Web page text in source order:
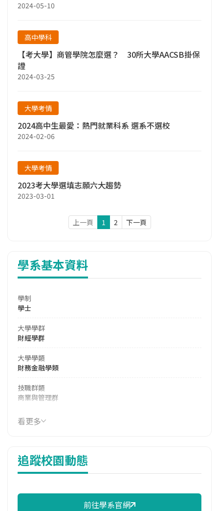
2024-05-10
高中學科
【考大學】商管學院怎麼選？ 30所大學AACSB掛保
證
2024-03-25
大學考情
2024高中生最愛：熱門就業科系 選系不選校
2024-02-06
大學考情
2023考大學選填志願六大趨勢
2023-03-01
上一頁 1 2 下一頁
學系基本資料
學制
學士
大學學群
財經學群
大學學類
財務金融學類
技職群類
商業與管理群
114年學費
39,190 元/學期
8,630 元/學期
114年註冊率
看更多
追蹤校園動態
前往學系官網